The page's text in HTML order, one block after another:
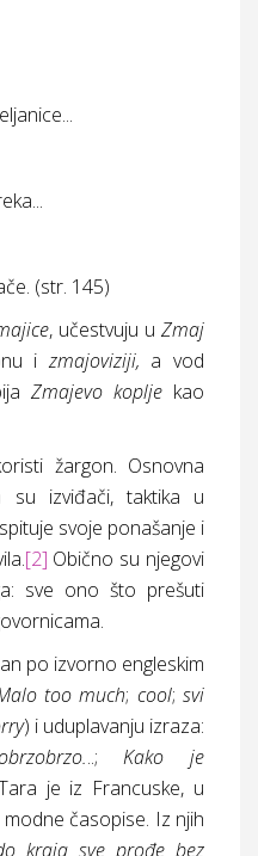
(str. 145)
, učestvuju u Zmaj
izmajoviziji, a vod
Zmajevo koplje kao
žargon. Osnovna
su izviđači, taktika u
svoje ponašanje i
[2] Obično su njegovi
sve ono što prešuti
po izvorno engleskim
too much; cool;svi
) i uduplavanju izraza:
..;Kako je
je iz Francuske, u
časopise. Iz njih
kraja sve prođe bez